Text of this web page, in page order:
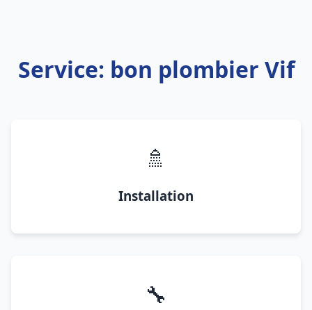
Service: bon plombier Vif
🚿
Installation
🔧